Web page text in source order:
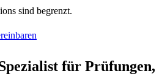
sind begrenzt.
für Prüfungen,